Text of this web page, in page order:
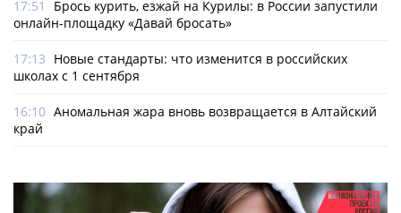
17:51
Брось курить, езжай на Курилы: в России запустили
онлайн-­площадку «Давай бросать»
17:13 Новые стандарты: что изменится в российских
школах с 1 сентября
16:10 Аномальная жара вновь возвращается в Алтайский
край